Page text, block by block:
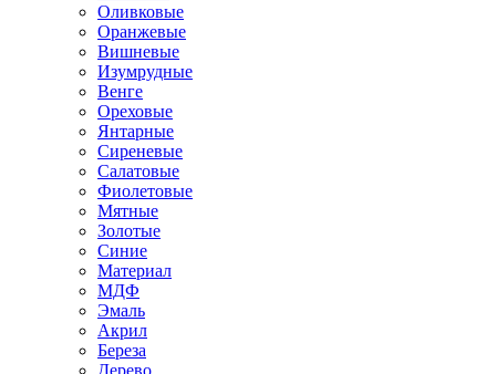
Оливковые
Оранжевые
Вишневые
Изумрудные
Венге
Ореховые
Янтарные
Сиреневые
Салатовые
Фиолетовые
Мятные
Золотые
Синие
Материал
МДФ
Эмаль
Акрил
Береза
Дерево